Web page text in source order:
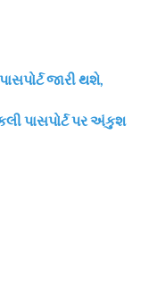
જારી થશે,
પાસપોર્ટ પર અંકુશ